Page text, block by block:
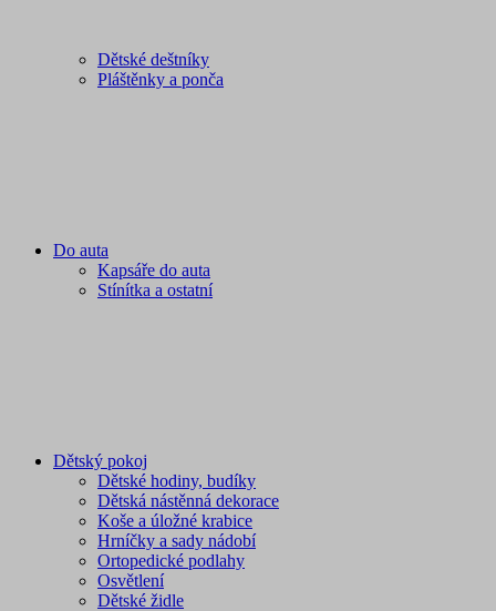
Dětské deštníky
Pláštěnky a ponča
Do auta
Kapsáře do auta
Stínítka a ostatní
Dětský pokoj
Dětské hodiny, budíky
Dětská nástěnná dekorace
Koše a úložné krabice
Hrníčky a sady nádobí
Ortopedické podlahy
Osvětlení
Dětské židle